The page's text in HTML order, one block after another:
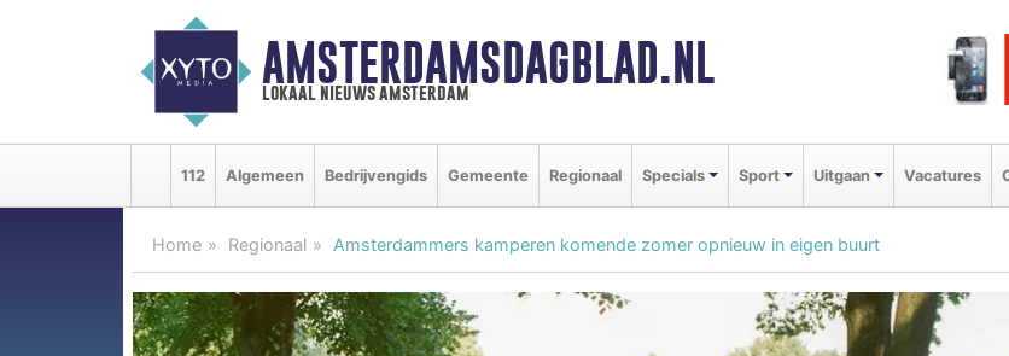
AMSTERDAMSDAGBLAD.NL
lokaal nieuws amsterdam
112 Algemeen Bedrijvengids Gemeente Regionaal Specials Sport Uitgaan Vacatures
Home Regionaal Amsterdammers kamperen komende zomer opnieuw in eigen buurt